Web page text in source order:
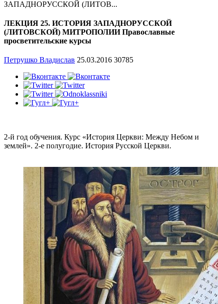
ЗАПАДНОРУССКОЙ (ЛИТОВ...
ЛЕКЦИЯ 25. ИСТОРИЯ ЗАПАДНОРУССКОЙ
(ЛИТОВСКОЙ) МИТРОПОЛИИ Православные
просветительские курсы
Петрушко Владислав 25.03.2016 30785
2-й год обучения. Курс «История Церкви: Между Небом и
землей». 2-е полугодие. История Русской Церкви.